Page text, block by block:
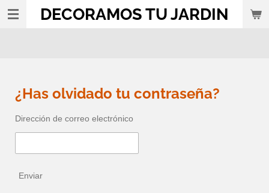
Ir
DECORAMOS TU JARDIN
¿Has olvidado tu contraseña?
Dirección de correo electrónico
Enviar